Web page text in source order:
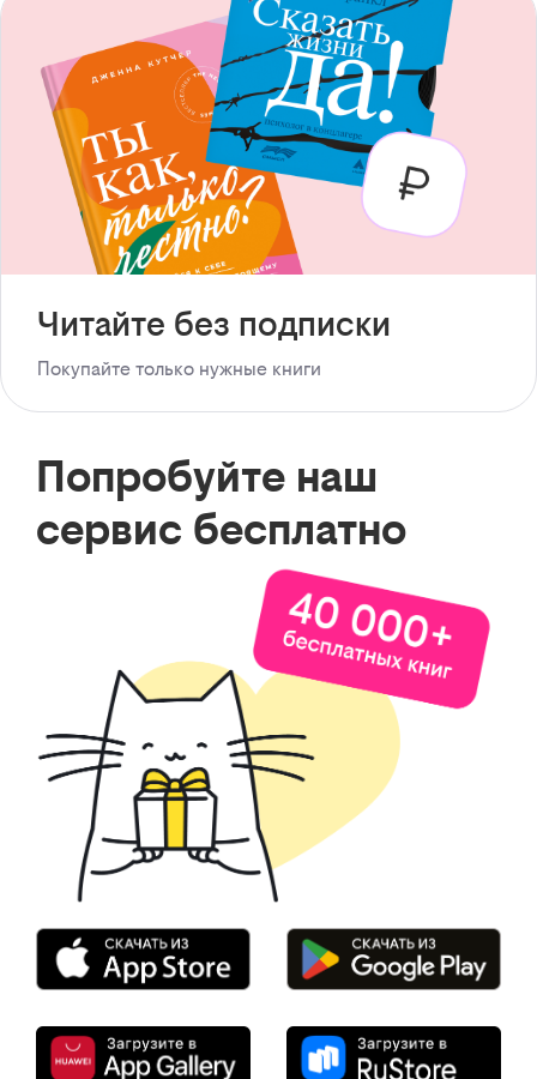
Читайте без подписки
Покупайте только нужные книги
Попробуйте наш
сервис бесплатно